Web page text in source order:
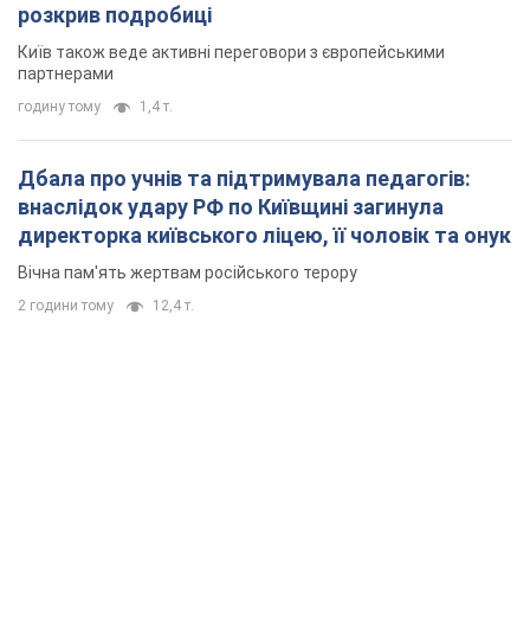
розкрив подробиці
Київ також веде активні переговори з європейськими
партнерами
годину тому 1,4 т.
Дбала про учнів та підтримувала педагогів:
внаслідок удару РФ по Київщині загинула
директорка київського ліцею, її чоловік та онук
Вічна пам'ять жертвам російського терору
2 години тому 12,4 т.